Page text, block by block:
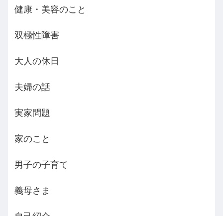
健康・美容のこと
双極性障害
大人の休日
夫婦の話
実家問題
家のこと
男子の子育て
義母さま